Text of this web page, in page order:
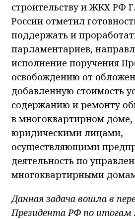
строительству и ЖКХ РФ
России отметил
поддержать и
парламентариев,
исполнение поручения
освобождению от
добавленную стоимость
содержанию и ремонту
в многоквартирном
юридическими лицами,
осуществляющими
деятельность по
многоквартирными
Данная задача вошла в
Президента РФ по итогам